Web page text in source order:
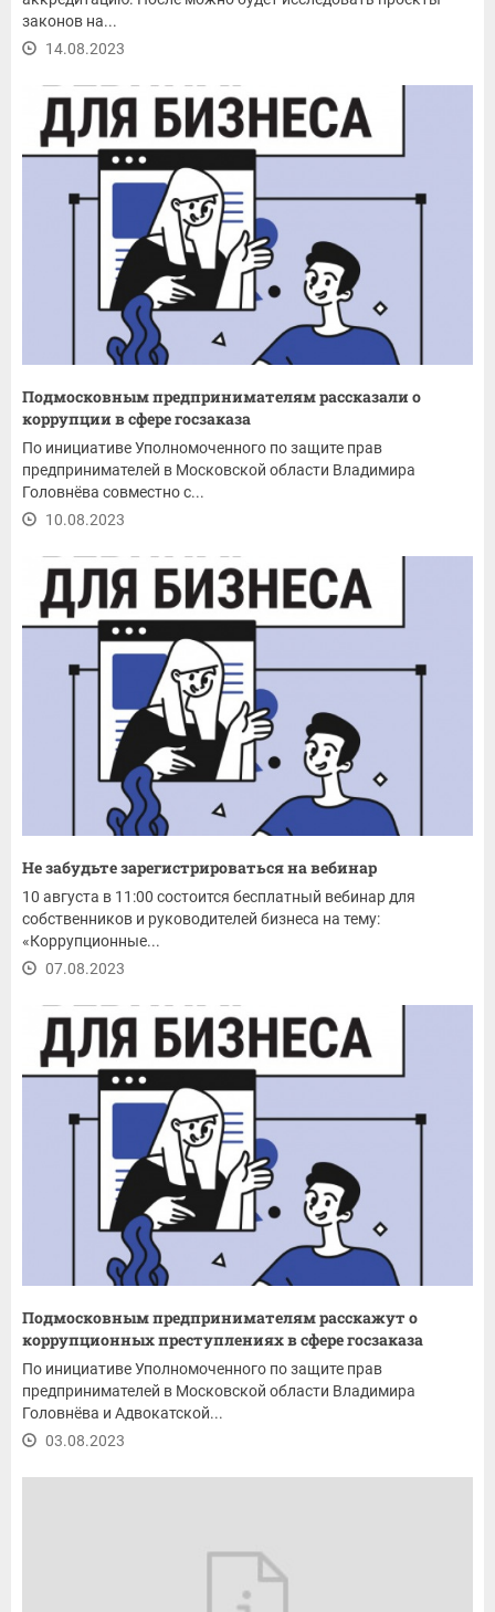
законов на...
14.08.2023
Подмосковным предпринимателям рассказали о
коррупции в сфере госзаказа
По инициативе Уполномоченного по защите прав
предпринимателей в Московской области Владимира
Головнёва совместно с...
10.08.2023
Не забудьте зарегистрироваться на вебинар
10 августа в 11:00 состоится бесплатный вебинар для
собственников и руководителей бизнеса на тему:
«Коррупционные...
07.08.2023
Подмосковным предпринимателям расскажут о
коррупционных преступлениях в сфере госзаказа
По инициативе Уполномоченного по защите прав
предпринимателей в Московской области Владимира
Головнёва и Адвокатской...
03.08.2023